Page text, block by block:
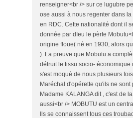
renseigner<br /> sur ce lugubre
ose aussi à nous regenter dans
en RDC. Cette nationalité dont il
donnée par dIeu le pèrte
origine floue( né en 1930, alors
). La preuve que Mobutu a
détruit le tissu socio- économique
s'est moqué de nous plusieurs
Maréchal d'opérette qu'ils ne
Madame KALANGA dit , c'est de
aussi<br /> MOBUTU est un
Ils se connaissent tous ces